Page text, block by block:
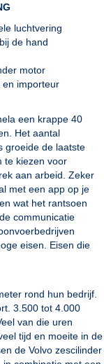
luchtvering
de hand
motor
en importeur
een krappe 40
Het aantal
groeide de laatste
te kiezen voor
aan arbeid. Zeker
met een app op je
wat het rantsoen
communicatie
eisen. Eisen die
rond hun bedrijf.
3.500 tot 4.000
van die uren
tijd en moeite in de
de Volvo zescilinder